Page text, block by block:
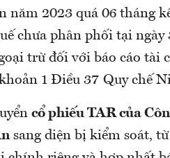
2023 quá 06 tháng
chưa phân phối tại ngày
trừ đối với báo cáo tài
1 Điều 37 Quy chế
cổ phiếu TAR của
sang diện bị kiểm soát, từ